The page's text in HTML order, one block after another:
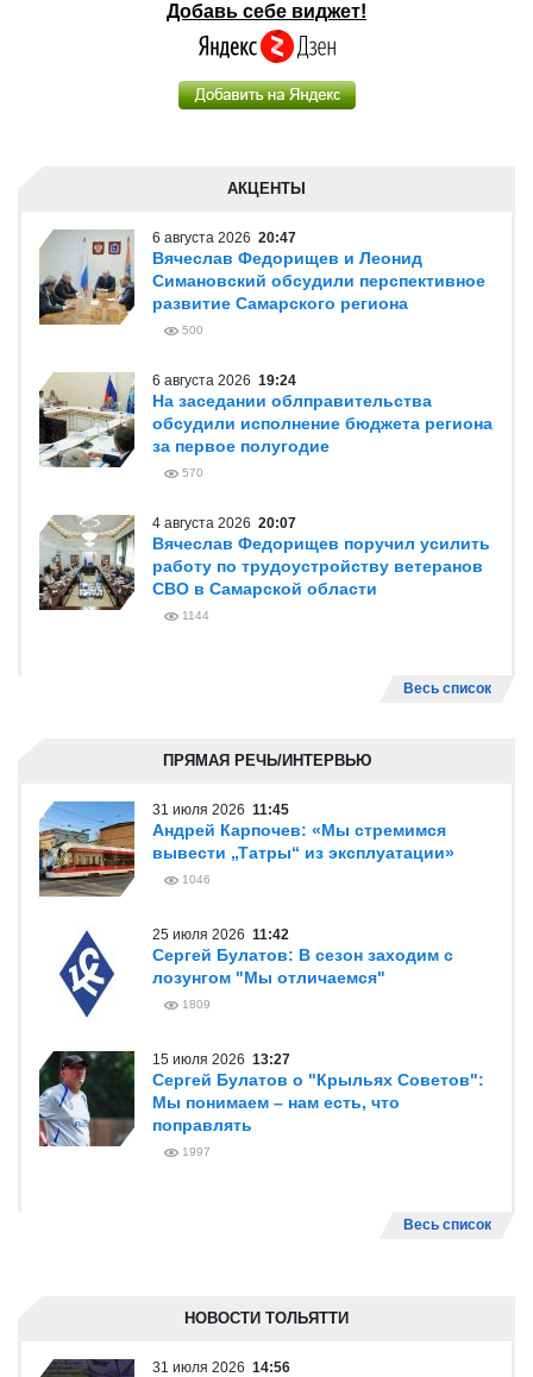
Добавь себе виджет!
АКЦЕНТЫ
6 августа 2026 20:47
Вячеслав Федорищев и Леонид
Симановский обсудили перспективное
развитие Самарского региона
500
6 августа 2026 19:24
На заседании облправительства
обсудили исполнение бюджета региона
за первое полугодие
570
4 августа 2026 20:07
Вячеслав Федорищев поручил усилить
работу по трудоустройству ветеранов
СВО в Самарской области
1144
Весь список
ПРЯМАЯ РЕЧЬ/ИНТЕРВЬЮ
31 июля 2026 11:45
Андрей Карпочев: «Мы стремимся
вывести „Татры“ из эксплуатации»
1046
25 июля 2026 11:42
Сергей Булатов: В сезон заходим с
лозунгом "Мы отличаемся"
1809
15 июля 2026 13:27
Сергей Булатов о "Крыльях Советов":
Мы понимаем – нам есть, что
поправлять
1997
Весь список
НОВОСТИ ТОЛЬЯТТИ
31 июля 2026 14:56